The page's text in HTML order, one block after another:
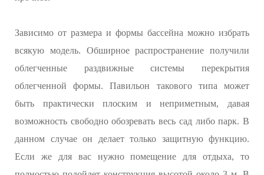
Зависимо от размера и формы бассейна можно избрать
всякую модель. Обширное распространение получили
облегченные раздвижные системы перекрытия
облегченной формы. Павильон такового типа может
быть практически плоским и неприметным, давая
возможность свободно обозревать весь сад либо парк. В
данном случае он делает только защитную функцию.
Если же для вас нужно помещение для отдыха, то